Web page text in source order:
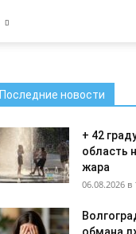
Последние новости
+ 42
область
жара
06.08.2026 в